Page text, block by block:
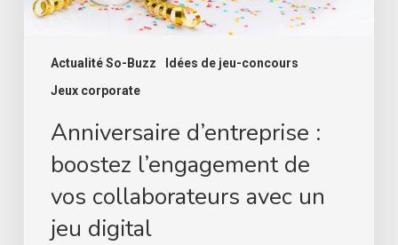
Actualité So-Buzz
Idées de jeu-concours
Jeux corporate
jeu
Anniversaire d’entreprise :
boostez l’engagement de
vos collaborateurs avec un
jeu digital